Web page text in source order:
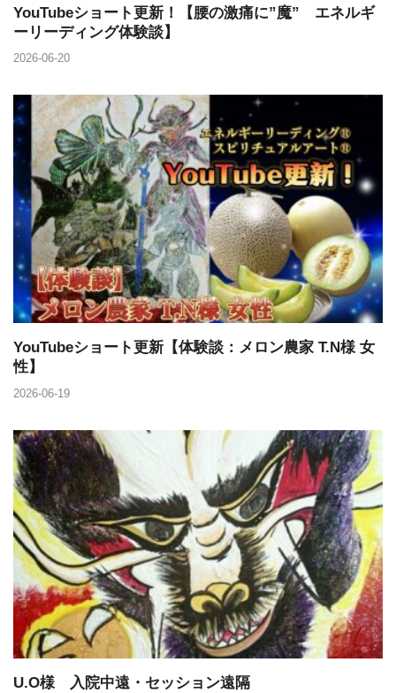
YouTubeショート更新！【腰の激痛に”魔” エネルギ
ーリーディング体験談】
2026-06-20
YouTubeショート更新【体験談：メロン農家 T.N様 女
性】
2026-06-19
U.O様 入院中遠・セッション遠隔